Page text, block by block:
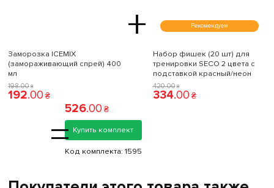
+
Заморозка ICEMIX
(замораживающий спрей) 400
мл
198.00 ₴
192.00 ₴
Рекомендуем
Набор фишек (20 шт) для
тренировки SECO 2 цвета с
подставкой красный/неон
420.00 ₴
334.00 ₴
=
526.00 ₴
Купить комплект
Код комплекта: 1595